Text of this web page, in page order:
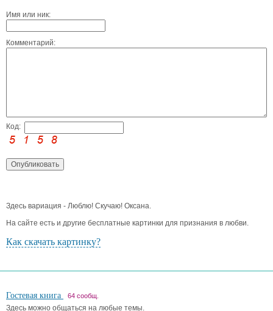
Имя или ник:
Комментарий:
Код:
Здесь вариация - Люблю! Скучаю! Оксана.
На сайте есть и другие бесплатные картинки для признания в любви.
Как скачать картинку?
Гостевая книга 64 сообщ.
Здесь можно общаться на любые темы.